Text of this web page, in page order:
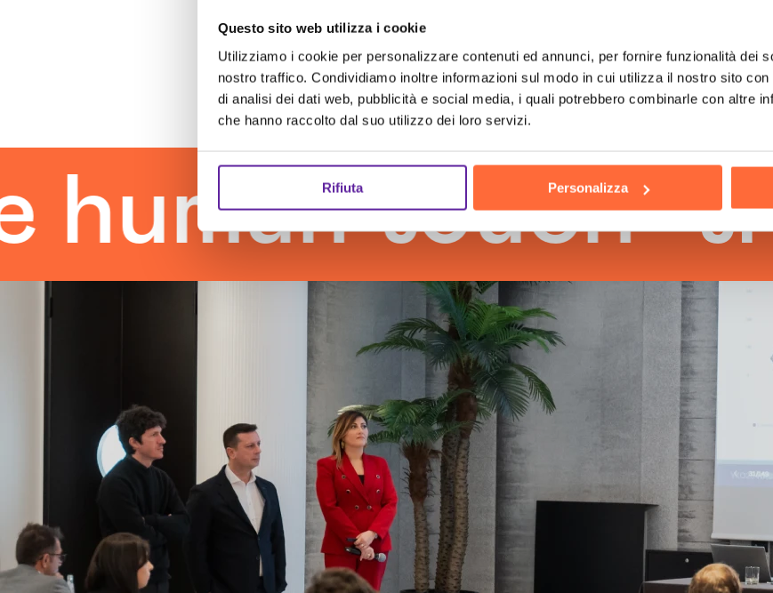
Questo sito web utilizza i cookie
Utilizziamo i cookie per personalizzare contenuti ed annunci, per fornire funzionalità dei
nostro traffico. Condividiamo inoltre informazioni sul modo in cui utilizza il nostro sito
di analisi dei dati web, pubblicità e social media, i quali potrebbero combinarle con altre
che hanno raccolto dal suo utilizzo dei loro servizi.
Rifiuta Personalizza
touch the